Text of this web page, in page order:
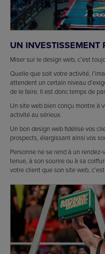
UN INVESTISSEMENT
Miser sur le design web, c’est
Quelle que soit votre activité,
attendent un certain niveau
de le faire. Il est donc temps de
Un site web bien conçu montre à
activité au sérieux.
Un bon design web fidélise vos
prospects, élargissant ainsi vos
Personne ne se rend à un
tenue, à son sourire ou à sa
votre client que son site web,